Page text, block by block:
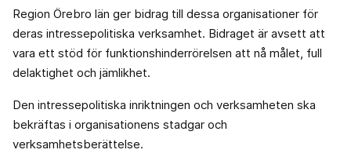
Region Örebro län ger bidrag till dessa organisationer för
deras intressepolitiska verksamhet. Bidraget är avsett att
vara ett stöd för funktionshinderrörelsen att nå målet, full
delaktighet och jämlikhet.
Den intressepolitiska inriktningen och verksamheten ska
bekräftas i organisationens stadgar och
verksamhetsberättelse.